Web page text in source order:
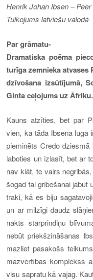
Henrik Johan Ibsen–
Tulkojums latviešu
Par grāmatu-
Dramatiska poēma
turīga zemnieka atvases
dzīvošana izsūtījumā,
Ginta ceļojums uz Āfriku.
Kauns atzīties, bet par
vien, ka tāda Ibsena
pieminēts Credo
laboties un izlasīt, bet ar
nav klāt, te vairs
šogad tai gribēšanai jābūt
traki, kā es biju
un ar milzīgi daudz
nakts starprindiņu
nebūt priekšzināšanas
mazliet pasakošs
mazvērtības komplekss
visu sapratu kā vajag.